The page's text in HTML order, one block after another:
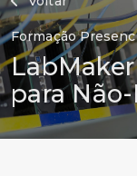
Formação
para